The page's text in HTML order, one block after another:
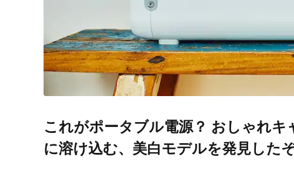
これがポータブル電源？ おしゃれ
に溶け込む、美白モデルを発見した